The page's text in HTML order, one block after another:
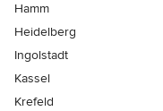
Hamm
Heidelberg
Ingolstadt
Kassel
Krefeld